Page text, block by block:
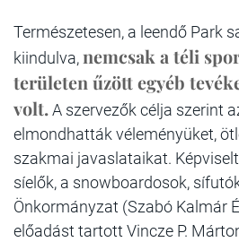
Természetesen, a leendő Park
kiindulva,nemcsak a téli
területen űzött egyéb
volt.A szervezők célja szerint
elmondhatták véleményüket,
szakmai javaslataikat.
síelők, a snowboardosok,
Önkormányzat (Szabó Kalmár
előadást tartott Vincze P.